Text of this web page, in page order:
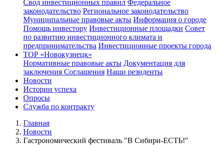
Свод инвестиционных правил Федеральное
законодательство Региональное законодательство
Муниципальные правовые акты Информация о городе
Помощь инвестору Инвестиционные площадки Совет
по развитию инвестиционного климата и
предпринимательства Инвестиционные проекты города
ТОР «Новокузнецк»
Нормативные правовые акты Документация для
заключения Соглашения Наши резиденты
Новости
Истории успеха
Опросы
Служба по контракту
Главная
Новости
Гастрономический фестиваль "В Сибири-ЕСТЬ!"